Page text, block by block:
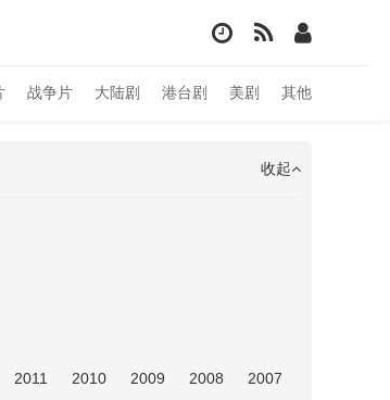
战争片 大陆剧 港台剧 美剧 其他
收起
2011 2010 2009 2008
2007